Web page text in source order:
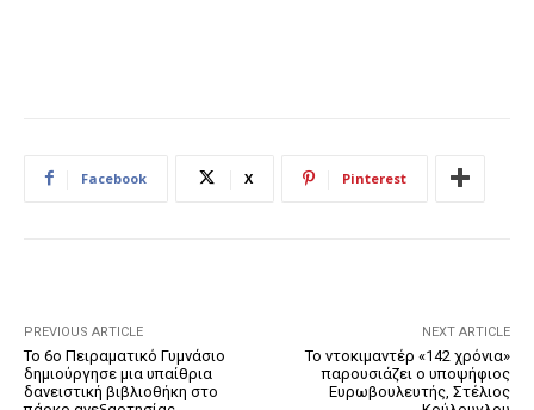
Facebook X Pinterest
PREVIOUS ARTICLE
Το 6ο Πειραματικό Γυμνάσιο
δημιούργησε μια υπαίθρια
δανειστική βιβλιοθήκη στο
NEXT ARTICLE
Το ντοκιμαντέρ «142 χρόνια»
παρουσιάζει ο υποψήφιος
Ευρωβουλευτής, Στέλιος